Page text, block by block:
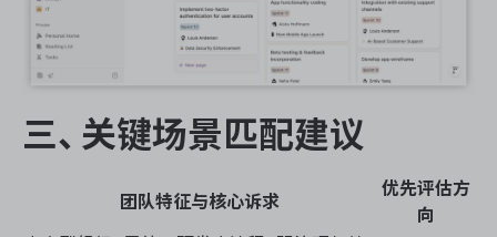
三、关键场景匹配建议
团队特征与核心诉求
优先评估方
向